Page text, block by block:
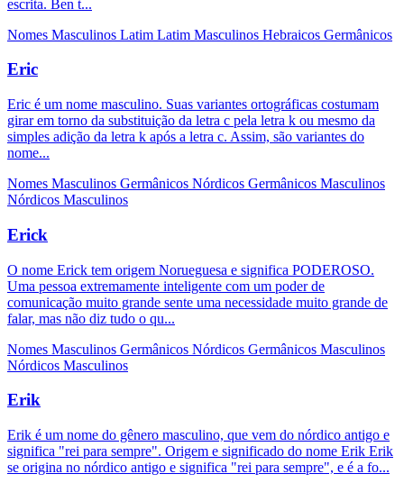
escrita. Ben t...
Nomes Masculinos Latim Latim Masculinos Hebraicos Germânicos
Eric
Eric é um nome masculino. Suas variantes ortográficas costumam
girar em torno da substituição da letra c pela letra k ou mesmo da
simples adição da letra k após a letra c. Assim, são variantes do
nome...
Nomes Masculinos Germânicos Nórdicos Germânicos Masculinos
Nórdicos Masculinos
Erick
O nome Erick tem origem Norueguesa e significa PODEROSO.
Uma pessoa extremamente inteligente com um poder de
comunicação muito grande sente uma necessidade muito grande de
falar, mas não diz tudo o qu...
Nomes Masculinos Germânicos Nórdicos Germânicos Masculinos
Nórdicos Masculinos
Erik
Erik é um nome do gênero masculino, que vem do nórdico antigo e
significa "rei para sempre". Origem e significado do nome Erik Erik
se origina no nórdico antigo e significa "rei para sempre", e é a fo...